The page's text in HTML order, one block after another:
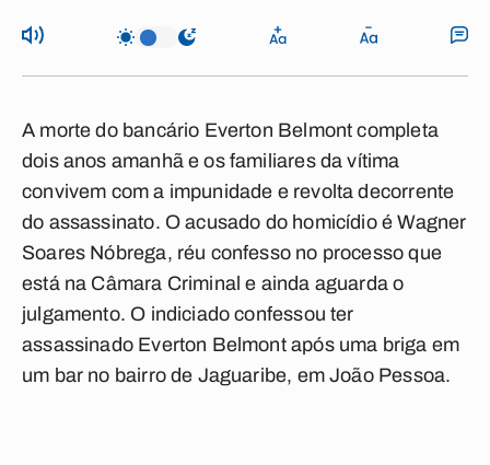
A morte do bancário Everton Belmont completa
dois anos amanhã e os familiares da vítima
convivem com a impunidade e revolta decorrente
do assassinato. O acusado do homicídio é Wagner
Soares Nóbrega, réu confesso no processo que
está na Câmara Criminal e ainda aguarda o
julgamento. O indiciado confessou ter
assassinado Everton Belmont após uma briga em
um bar no bairro de Jaguaribe, em João Pessoa.